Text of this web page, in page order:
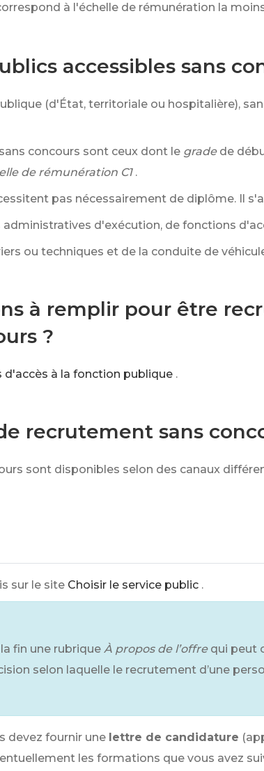
à l'échelle de rémunération la
accessibles sans
(d'État, territoriale ou hospitalière),
concours sont ceux dont le grade de
de rémunération C1 .
pas nécessairement de diplôme. Il
d'exécution, de fonctions
ou techniques et de la conduite de
à remplir pour être
?
d'accès à la fonction publique .
recrutement sans
sont disponibles selon des canaux
sur le site Choisir le service public .
fin une rubrique À propos de l’offre qui peut
selon laquelle le recrutement d’une
devez fournir une lettre de candidature
les formations que vous avez